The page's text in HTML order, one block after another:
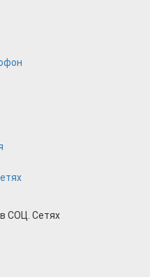
СОЦ. Сетях